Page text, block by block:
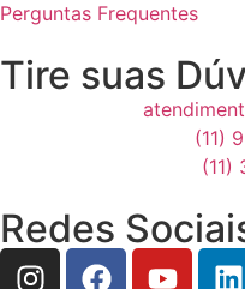
Perguntas Frequentes
Tire suas
(11)
(11)
Redes